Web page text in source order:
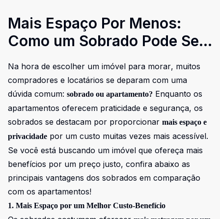
Mais Espaço Por Menos:
Como um Sobrado Pode Ser
Mais Vantajoso do Que um
Apartamento
Na hora de escolher um imóvel para morar, muitos
compradores e locatários se deparam com uma
dúvida comum: sobrado ou apartamento? Enquanto os
apartamentos oferecem praticidade e segurança, os
sobrados se destacam por proporcionar mais espaço e
privacidade por um custo muitas vezes mais acessível.
Se você está buscando um imóvel que ofereça mais
benefícios por um preço justo, confira abaixo as
principais vantagens dos sobrados em comparação
com os apartamentos!
1. Mais Espaço por um Melhor Custo-Benefício